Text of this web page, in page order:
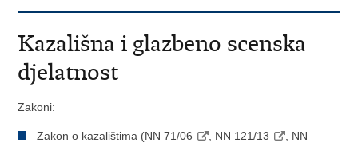
Kazališna i glazbeno scenska
djelatnost
Zakoni:
Zakon o kazalištima (NN 71/06 NN 121/13
NN